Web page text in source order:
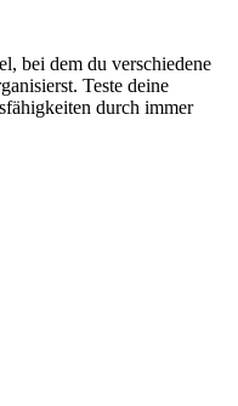
bei dem du verschiedene
Teste deine
durch immer